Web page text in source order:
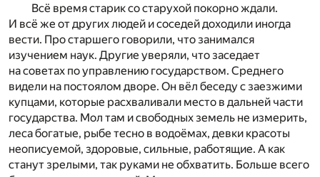
Всё время старик со старухой покорно ждали.
И всё же от других людей и соседей доходили иногда
вести. Про старшего говорили, что занимался
изучением наук. Другие уверяли, что заседает
на советах по управлению государством. Среднего
видели на постоялом дворе. Он вёл беседу с заезжими
купцами, которые расхваливали место в дальней части
государства. Мол там и свободных земель не измерить,
леса богатые, рыбе тесно в водоёмах, девки красоты
неописуемой, здоровые, сильные, работящие. А как
станут зрелыми, так руками не обхватить. Больше всего